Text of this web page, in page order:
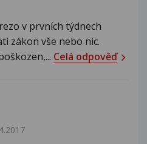
v prvních týdnech
zákon vše nebo nic.
Celá odpověď